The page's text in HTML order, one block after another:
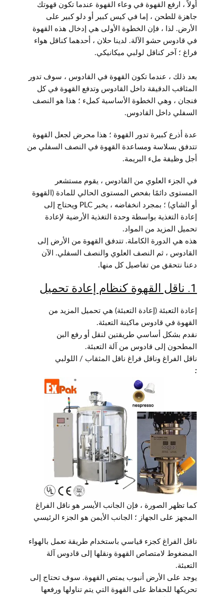
أولاً ، ارفع القهوة في وعاء القهوة عندما تكون قهوتك
جاهزة للطحن ، إما في كيس كبير أو دلو كبير على
الأرض. لذا ، فإن الخطوة الأولى هي إدخال هذه القهوة
في قادوس حشو الآلة. لدينا حلان ، أحدهما كناقل هواء
فراغ ؛ آخر كناقل لولبي ميكانيكي.
بعد ذلك ، عندما تكون القهوة في القادوس ، سوف تدور
المثاقب الدقيقة داخل القادوس وتدفع القهوة في كل
فنجان ، وهي الخطوة الأساسية كملء ؛ هذا هو النصف
السفلي داخل القادوس.
عدة أذرع كبيرة تدور القهوة ؛ هذا محرض لجعل القهوة
تتدفق بسلاسة ومساعدة القهوة في النصف السفلي من
أجل وظيفة ملء البريمة.
في الجزء العلوي من القادوس ، يقوم مستشعر
المستوى دائمًا بفحص المستوى الحالي للمادة (القهوة
أو الشاي) ؛ بمجرد انخفاضه ، يخبر PLC ويحتاج إلى
إعادة التغذية بواسطة وحدة التغذية الأرضية لإعادة
تحميل المزيد من المواد.
هذه هي الدورة الكاملة. تتدفق القهوة من الأرض إلى
القادوس ، ثم النصف العلوي والنصف السفلي. الآن
دعنا نتحقق من تفاصيل كل منها.
1. ناقل القهوة كنظام إعادة تحميل
إعادة التعبئة (إعادة التعبئة) هي تحميل المزيد من
القهوة في قادوس ماكينة التعبئة.
نقدم بشكل أساسي طريقتين لنقل أو رفع البن
المطحون إلى قادوس من آلة التعبئة.
ناقل الفراغ وناقل فراغ ناقل المثقاب / اللولبي
:
كما تظهر الصورة ، فإن الجانب الأيسر هو ناقل الفراغ
المجهز على الجهاز ؛ الجانب الأيمن هو الجزء الرئيسي
ناقل الفراغ كجزء قياسي باستخدام طريقة تعمل بالهواء
المضغوط لامتصاص القهوة ونقلها إلى قادوس آلة
التعبئة.
يوجد على الأرض أنبوب يمتص القهوة. سوف تحتاج إلى
تحريكها للحفاظ على القهوة التي يتم تناولها ورفعها